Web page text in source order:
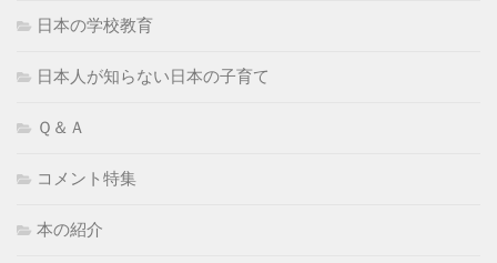
日本の学校教育
日本人が知らない日本の子育て
Ｑ＆Ａ
コメント特集
本の紹介